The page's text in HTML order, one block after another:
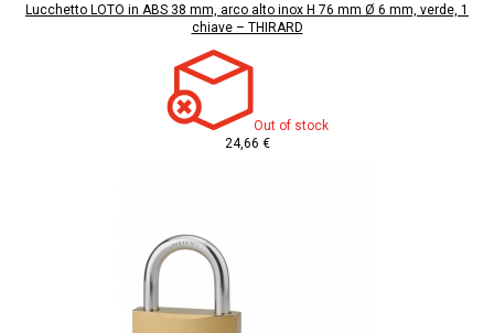
Lucchetto LOTO in ABS 38 mm, arco alto inox H 76 mm Ø 6 mm, verde, 1
chiave – THIRARD
Out of stock
24,66 €